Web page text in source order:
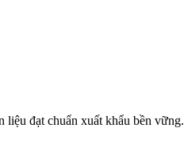
liệu đạt chuẩn xuất khẩu bền vững.